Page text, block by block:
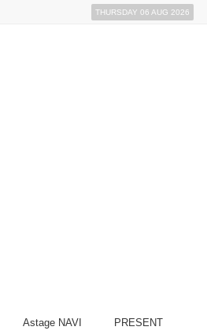
THURSDAY 06 AUG 2026
Astage NAVI PRESENT